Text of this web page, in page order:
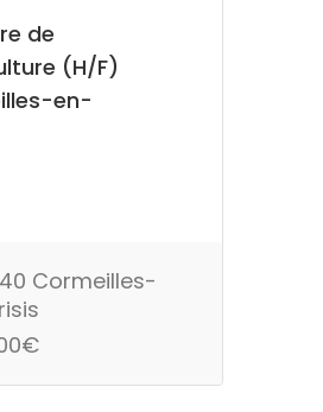
de
(H/F)
en-
Cormeilles-